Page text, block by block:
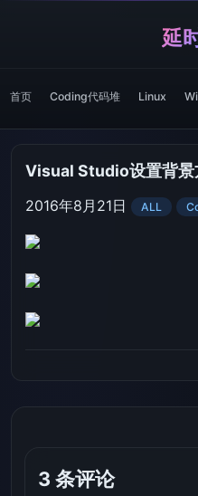
延
首页 Coding代码堆 Linux
Visual Studio设置背景
2016年8月21日 ALL
3 条评论